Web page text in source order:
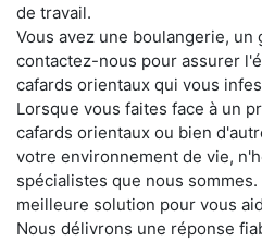
de travail.
Vous avez une boulangerie, un
contactez-nous pour assurer
cafards orientaux qui vous
Lorsque vous faites face à un
cafards orientaux ou bien
votre environnement de vie,
spécialistes que nous
meilleure solution pour vous
Nous délivrons une réponse